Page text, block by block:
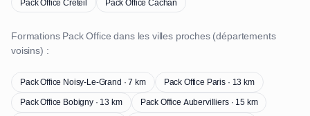
Pack Office Créteil Pack Office Cachan
Formations Pack Office dans les villes proches (départements
voisins) :
Pack Office Noisy-Le-Grand · 7 km
Pack Office Paris · 13 km
Pack Office Bobigny · 13 km
Pack Office Aubervilliers · 15 km